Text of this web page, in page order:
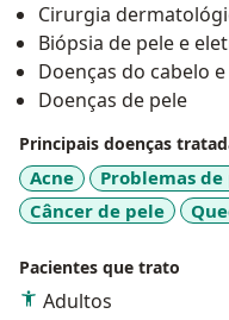
Cirurgia
Biópsia de pele e
Doenças do cabelo
Doenças de pele
Principais doenças
Acne
Problemas
Câncer de pele
Pacientes que trato
Adultos